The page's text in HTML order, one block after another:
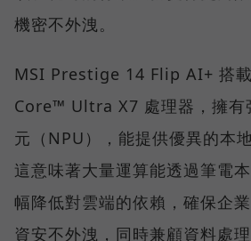
機密不外洩。
MSI Prestige 14 Flip AI+ 搭
Core™ Ultra X7 處理器，擁有
元（NPU），能提供優異的本
這意味著大量運算能透過筆電
幅降低對雲端的依賴，確保企
資安不外洩，同時兼顧資料處